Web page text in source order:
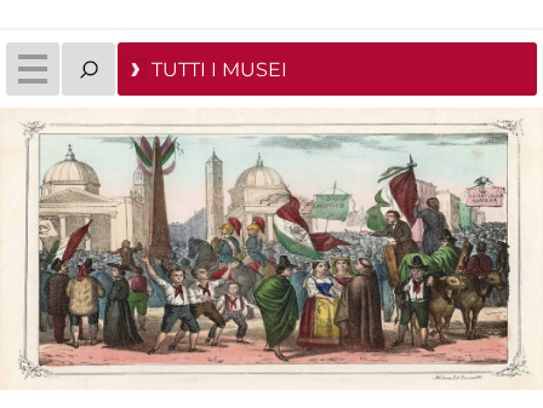
TUTTI I MUSEI